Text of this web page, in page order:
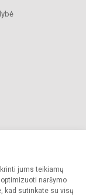
jums teikiamų
naršymo
kad sutinkate su visų
teisės saugomos.
griežtai draudžiama.